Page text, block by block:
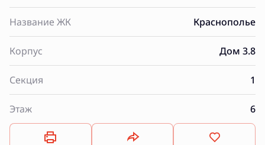
Название ЖК Краснополье
Корпус Дом 3.8
Секция 1
Этаж 6